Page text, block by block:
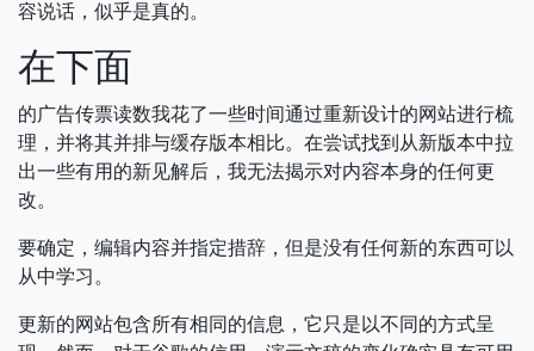
容说话，似乎是真的。
在下面
的广告传票读数我花了一些时间通过重新设计的网站进行梳
理，并将其并排与缓存版本相比。在尝试找到从新版本中拉
出一些有用的新见解后，我无法揭示对内容本身的任何更
改。
要确定，编辑内容并指定措辞，但是没有任何新的东西可以
从中学习。
更新的网站包含所有相同的信息，它只是以不同的方式呈